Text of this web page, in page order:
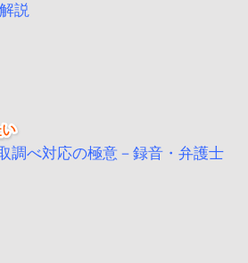
説
調べ対応の極意－録音・弁護士